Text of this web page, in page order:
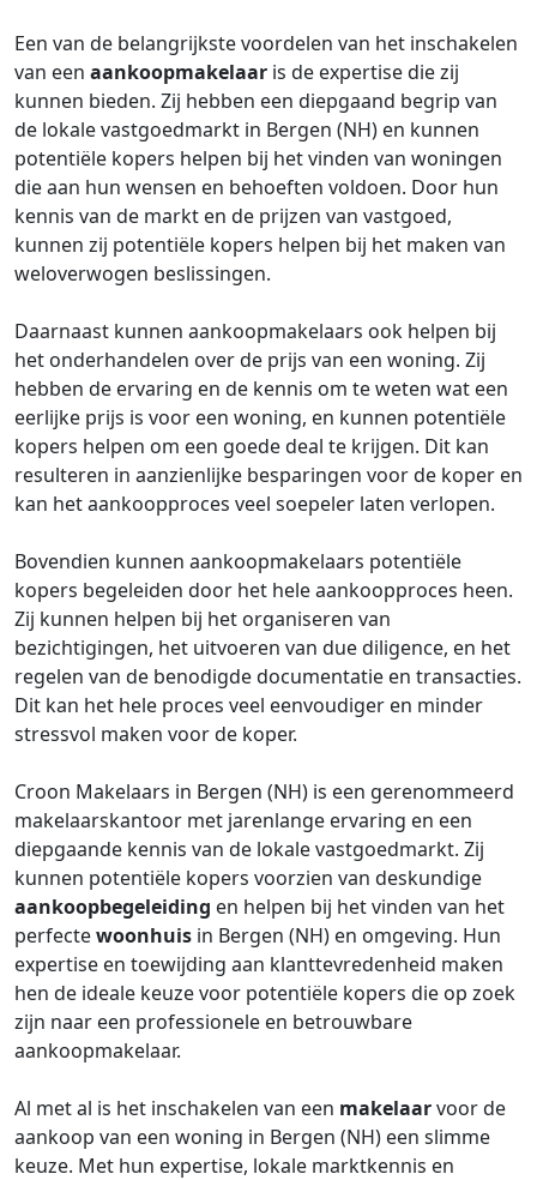
Een van de belangrijkste voordelen van het inschakelen
van een aankoopmakelaar is de expertise die zij
kunnen bieden. Zij hebben een diepgaand begrip van
de lokale vastgoedmarkt in Bergen (NH) en kunnen
potentiële kopers helpen bij het vinden van woningen
die aan hun wensen en behoeften voldoen. Door hun
kennis van de markt en de prijzen van vastgoed,
kunnen zij potentiële kopers helpen bij het maken van
weloverwogen beslissingen.
Daarnaast kunnen aankoopmakelaars ook helpen bij
het onderhandelen over de prijs van een woning. Zij
hebben de ervaring en de kennis om te weten wat een
eerlijke prijs is voor een woning, en kunnen potentiële
kopers helpen om een goede deal te krijgen. Dit kan
resulteren in aanzienlijke besparingen voor de koper en
kan het aankoopproces veel soepeler laten verlopen.
Bovendien kunnen aankoopmakelaars potentiële
kopers begeleiden door het hele aankoopproces heen.
Zij kunnen helpen bij het organiseren van
bezichtigingen, het uitvoeren van due diligence, en het
regelen van de benodigde documentatie en transacties.
Dit kan het hele proces veel eenvoudiger en minder
stressvol maken voor de koper.
Croon Makelaars in Bergen (NH) is een gerenommeerd
makelaarskantoor met jarenlange ervaring en een
diepgaande kennis van de lokale vastgoedmarkt. Zij
kunnen potentiële kopers voorzien van deskundige
aankoopbegeleiding en helpen bij het vinden van het
perfectewoonhuis in Bergen (NH) en omgeving. Hun
expertise en toewijding aan klanttevredenheid maken
hen de ideale keuze voor potentiële kopers die op zoek
zijn naar een professionele en betrouwbare
aankoopmakelaar.
Al met al is het inschakelen van een makelaarvoor de
aankoop van een woning in Bergen (NH) een slimme
keuze. Met hun expertise, lokale marktkennis en